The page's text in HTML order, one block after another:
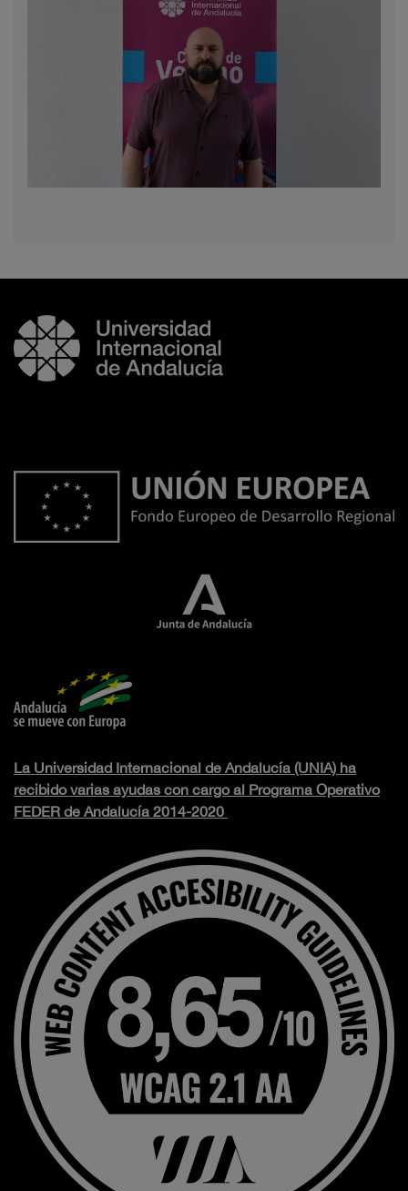
La Universidad Internacional de Andalucía (UNIA) ha
recibido varias ayudas con cargo al Programa Operativo
FEDER de Andalucía 2014-2020